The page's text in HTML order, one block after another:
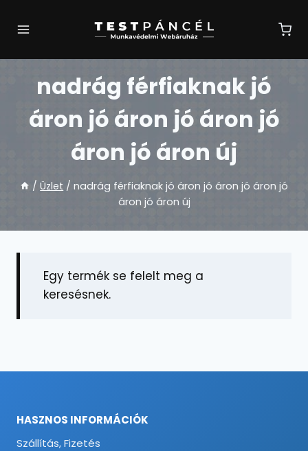
nadrág férfiaknak jó
áron jó áron jó áron jó
áron jó áron új
/ Üzlet / nadrág férfiaknak jó áron jó áron jó áron jó
áron jó áron új
Egy termék se felelt meg a
keresésnek.
HASZNOS INFORMÁCIÓK
Szállítás, Fizetés